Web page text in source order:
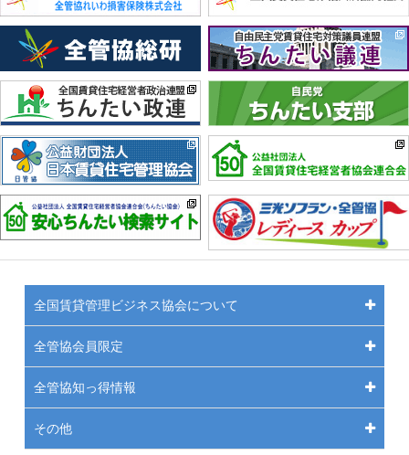
全国賃貸管理ビジネス協会について
全管協会員限定
全管協知っ得情報
その他